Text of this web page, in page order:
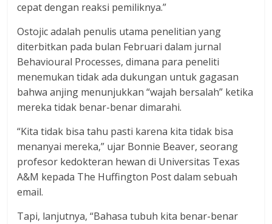
cepat dengan reaksi pemiliknya.”
Ostojic adalah penulis utama penelitian yang
diterbitkan pada bulan Februari dalam jurnal
Behavioural Processes, dimana para peneliti
menemukan tidak ada dukungan untuk gagasan
bahwa anjing menunjukkan “wajah bersalah” ketika
mereka tidak benar-benar dimarahi.
“Kita tidak bisa tahu pasti karena kita tidak bisa
menanyai mereka,” ujar Bonnie Beaver, seorang
profesor kedokteran hewan di Universitas Texas
A&M kepada The Huffington Post dalam sebuah
email.
Tapi, lanjutnya, “Bahasa tubuh kita benar-benar